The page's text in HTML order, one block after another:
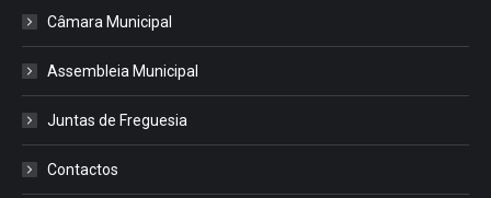
Câmara Municipal
Assembleia Municipal
Juntas de Freguesia
Contactos